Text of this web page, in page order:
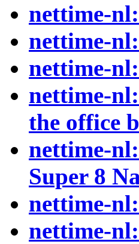
nettime-
nettime-
nettime-
nettime-
the office
nettime-
Super 8
nettime-
nettime-